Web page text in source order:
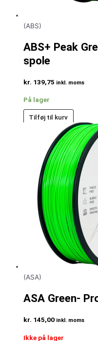
(ABS)
ABS+ Peak
spole
kr. 139,75 inkl. moms
På lager
Tilføj til kurv
(ASA)
ASA Green-
kr. 145,00 inkl. moms
Ikke på lager